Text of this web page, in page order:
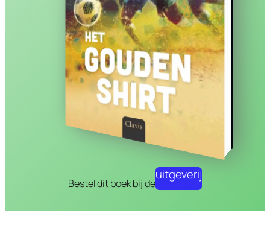
Bestel dit boek bij de
uitgeverij